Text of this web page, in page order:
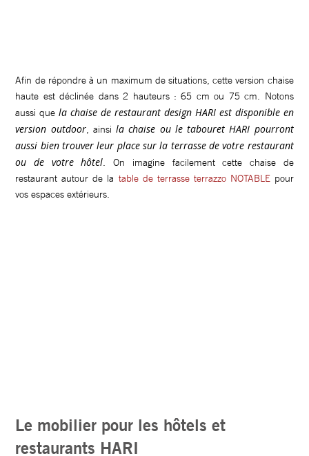
Afin de répondre à un maximum de situations, cette version chaise
haute est déclinée dans 2 hauteurs : 65 cm ou 75 cm. Notons
aussi quela chaise de restaurant design HARI est disponible en
version outdoor, ainsila chaise ou le tabouret HARI pourront
aussi bien trouver leur place sur la terrasse de votre restaurant
ou de votre hôtel. On imagine facilement cette chaise de
restaurant autour de la table de terrasse terrazzo NOTABLE pour
vos espaces extérieurs.
Le mobilier pour les hôtels et
restaurants HARI